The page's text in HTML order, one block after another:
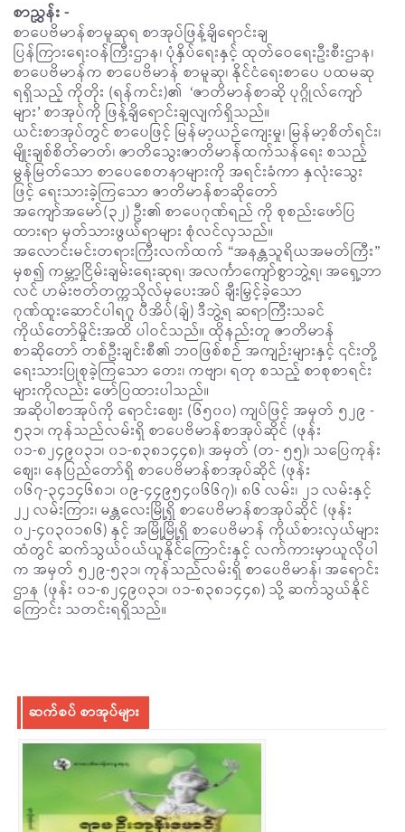
စာညွှန်း -
စာပေဗိမာန်စာမူဆုရ စာအုပ်ဖြန့်ချိရောင်းချ
ပြန်ကြားရေးဝန်ကြီးဌာန၊ ပုံနှိပ်ရေးနှင့် ထုတ်ဝေရေးဦးစီးဌာန၊
စာပေဗိမာန်က စာပေဗိမာန် စာမူဆု၊ နိုင်ငံရေးစာပေ ပထမဆု
ရရှိသည့် ကိုတိုး (ရန်ကင်း)၏ ‘ဇာတိမာန်စာဆို ပုဂ္ဂိုလ်ကျော်
များ’ စာအုပ်ကို ဖြန့်ချိရောင်းချလျက်ရှိသည်။
ယင်းစာအုပ်တွင် စာပေဖြင့် မြန်မာ့ယဉ်ကျေးမှု၊ မြန်မာ့စိတ်ရင်း၊
မျိုးချစ်စိတ်ဓာတ်၊ ဇာတိသွေးဇာတိမာန်ထက်သန်ရေး စသည့်
မွန်မြတ်သော စာပေစေတနာများကို အရင်းခံကာ နှလုံးသွေး
ဖြင့် ရေးသားခဲ့ကြသော ဇာတိမာန်စာဆိုတော်
အကျော်အမော်(၃၂) ဦး၏ စာပေဂုဏ်ရည် ကို စုစည်းဖော်ပြ
ထားရာ မှတ်သားဖွယ်ရာများ စုံလင်လှသည်။
အလောင်းမင်းတရားကြီးလက်ထက် “အနန္တသူရိယအမတ်ကြီး”
မှစ၍ ကမ္ဘာ့ငြိမ်းချမ်းရေးဆုရ၊ အလင်္ကာကျော်စွာဘွဲ့ရ၊ အရှေ့ဘာ
လင် ဟမ်းဗတ်တက္ကသိုလ်မှပေးအပ် ချီးမြှင့်ခဲ့သော
ဂုဏ်ထူးဆောင်ပါရဂူ ပီအိပ်(ချ်) ဒီဘွဲ့ရ ဆရာကြီးသခင်
ကိုယ်တော်မှိုင်းအထိ ပါဝင်သည်။ ထိုနည်းတူ ဇာတိမာန်
စာဆိုတော် တစ်ဦးချင်းစီ၏ ဘဝဖြစ်စဉ် အကျဉ်းများနှင့် ၎င်းတို့
ရေးသားပြုစုခဲ့ကြသော တေး၊ ကဗျာ၊ ရတု စသည့် စာစုစာရင်း
များကိုလည်း ဖော်ပြထားပါသည်။
အဆိုပါစာအုပ်ကို ရောင်းဈေး (၆၅၀၀) ကျပ်ဖြင့် အမှတ် ၅၂၉ -
၅၃၁၊ ကုန်သည်လမ်းရှိ စာပေဗိမာန်စာအုပ်ဆိုင် (ဖုန်း
၀၁-၈၂၄၉၀၃၁၊ ၀၁-၈၃၈၁၄၄၈)၊ အမှတ် (တ- ၅၅)၊ သပြေကုန်း
စျေး၊ နေပြည်တော်ရှိ စာပေဗိမာန်စာအုပ်ဆိုင် (ဖုန်း
၀၆၇-၃၄၁၄၆၈၁၊ ၀၉-၄၄၉၅၄၀၆၆၇)၊ ၈၆ လမ်း၊ ၂၁ လမ်းနှင့်
၂၂ လမ်းကြား၊ မန္တလေးမြို့ရှိ စာပေဗိမာန်စာအုပ်ဆိုင် (ဖုန်း
၀၂-၄၀၃၀၁၈၆) နှင့် အမြို့မြို့ရှိ စာပေဗိမာန် ကိုယ်စားလှယ်များ
ထံတွင် ဆက်သွယ်ဝယ်ယူနိုင်ကြောင်းနှင့် လက်ကားမှာယူလိုပါ
က အမှတ် ၅၂၉-၅၃၁၊ ကုန်သည်လမ်းရှိ စာပေဗိမာန်၊ အရောင်း
ဌာန (ဖုန်း ၀၁-၈၂၄၉၀၃၁၊ ၀၁-၈၃၈၁၄၄၈) သို့ ဆက်သွယ်နိုင်
ကြောင်း သတင်းရရှိသည်။
ဆက်စပ် စာအုပ်များ